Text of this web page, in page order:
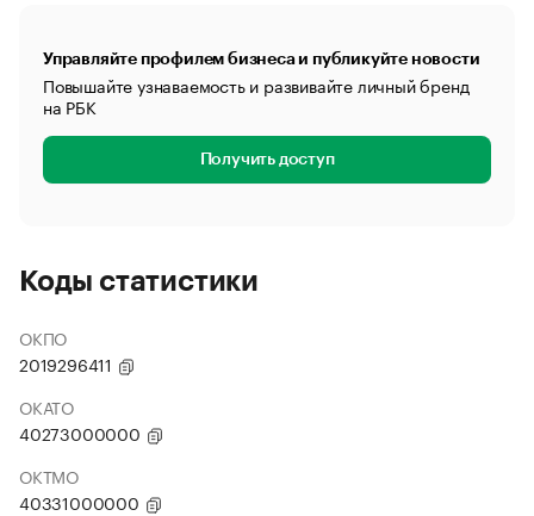
Управляйте профилем бизнеса и публикуйте новости
Повышайте узнаваемость и развивайте личный бренд
на РБК
Получить доступ
Коды статистики
ОКПО
2019296411
ОКАТО
40273000000
ОКТМО
40331000000